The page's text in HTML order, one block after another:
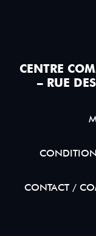
CENTRE
– RUE
CONTACT /